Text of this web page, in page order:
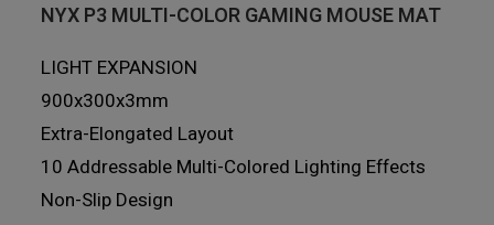
NYX P3 MULTI-COLOR GAMING MOUSE MAT
LIGHT EXPANSION
900x300x3mm
Extra-Elongated Layout
10 Addressable Multi-Colored Lighting Effects
Non-Slip Design